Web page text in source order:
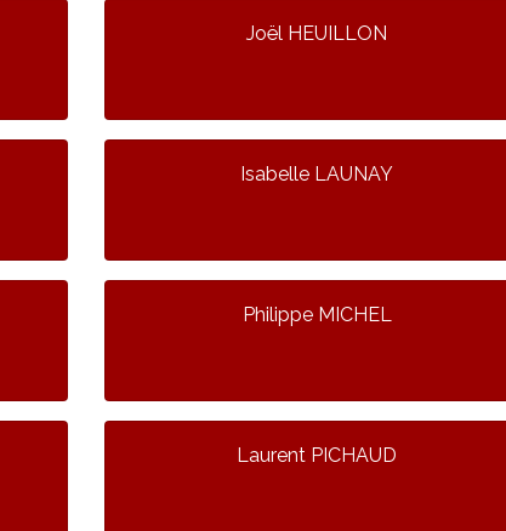
Joël HEUILLON
Isabelle LAUNAY
Philippe MICHEL
Laurent PICHAUD